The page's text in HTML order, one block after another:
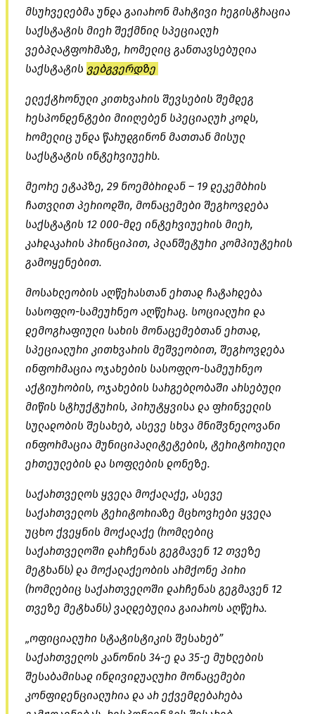
მსურველებმა უნდა გაიარონ მარტივი რეგისტრაცია
საქსტატის მიერ შექმნილ სპეციალურ
ვებპლატფორმაზე, რომელიც განთავსებულია
საქსტატის ვებგვერდზე
ელექტრონული კითხვარის შევსების შემდეგ
რესპონდენტები მიიღებენ სპეციალურ კოდს,
რომელიც უნდა წარუდგინონ მათთან მისულ
საქსტატის ინტერვიუერს.
მეორე ეტაპზე, 29 ნოემბრიდან – 19 დეკემბრის
ჩათვლით პერიოდში, მონაცემები შეგროვდება
საქსტატის 12 000-მდე ინტერვიუერის მიერ,
კარდაკარის პრინციპით, პლანშეტური კომპიუტერის
გამოყენებით.
მოსახლეობის აღწერასთან ერთად ჩატარდება
სასოფლო-სამეურნეო აღწერაც. სოციალური და
დემოგრაფიული სახის მონაცემებთან ერთად,
სპეციალური კითხვარის მეშვეობით, შეგროვდება
ინფორმაცია ოჯახების სასოფლო-სამეურნეო
აქტიურობის, ოჯახების სარგებლობაში არსებული
მიწის სტრუქტურის, პირუტყვისა და ფრინველის
სულადობის შესახებ, ასევე სხვა მნიშვნელოვანი
ინფორმაცია მუნიციპალიტეტების, ტერიტორიული
ერთეულების და სოფლების დონეზე.
საქართველოს ყველა მოქალაქე, ასევე
საქართველოს ტერიტორიაზე მცხოვრები ყველა
უცხო ქვეყნის მოქალაქე (რომლებიც
საქართველოში დარჩენას გეგმავენ 12 თვეზე
მეტხანს) და მოქალაქეობის არმქონე პირი
(რომლებიც საქართველოში დარჩენას გეგმავენ 12
თვეზე მეტხანს) ვალდებულია გაიაროს აღწერა.
„ოფიციალური სტატისტიკის შესახებ”
საქართველოს კანონის 34-ე და 35-ე მუხლების
შესაბამისად ინდივიდუალური მონაცემები
კონფიდენციალურია და არ ექვემდებარება